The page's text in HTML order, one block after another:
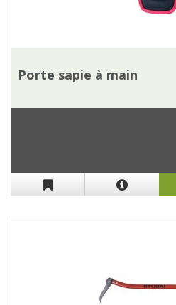
Porte sapie à main